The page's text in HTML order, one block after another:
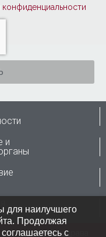
конфиденциальности
и
Минздрава
для наилучшего
Продолжая
с